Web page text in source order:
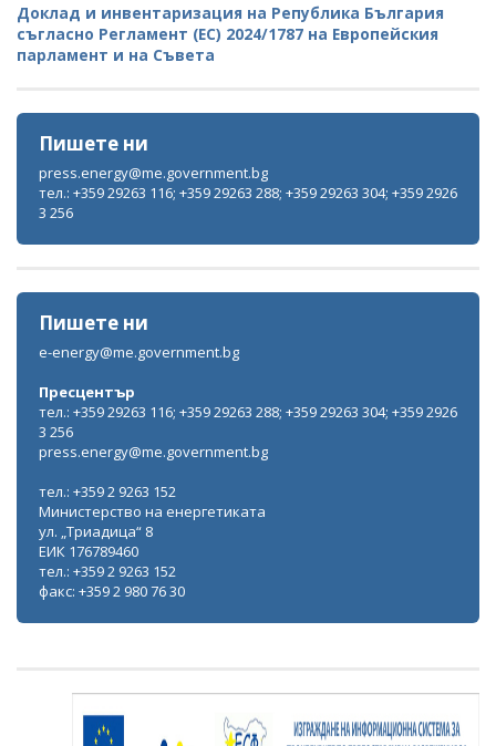
Доклад и инвентаризация на Република България
съгласно Регламент (ЕС) 2024/1787 на Европейския
парламент и на Съвета
Пишете ни
press.energy@me.government.bg
тел.: +359 29263 116; +359 29263 288; +359 29263 304; +359 2926
3 256
Пишете ни
e-energy@me.government.bg
Пресцентър
тел.: +359 29263 116; +359 29263 288; +359 29263 304; +359 2926
3 256
press.energy@me.government.bg
тел.: +359 2 9263 152
Министерство на енергетиката
ул. „Триадица“ 8
ЕИК 176789460
тел.: +359 2 9263 152
факс: +359 2 980 76 30